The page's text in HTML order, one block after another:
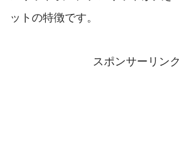
ットの特徴です。
スポンサーリンク